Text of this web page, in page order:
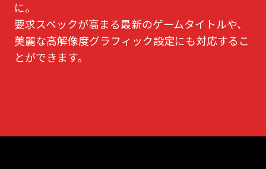
に。
要求スペックが高まる最新のゲームタイトルや、
美麗な高解像度グラフィック設定にも対応するこ
とができます。